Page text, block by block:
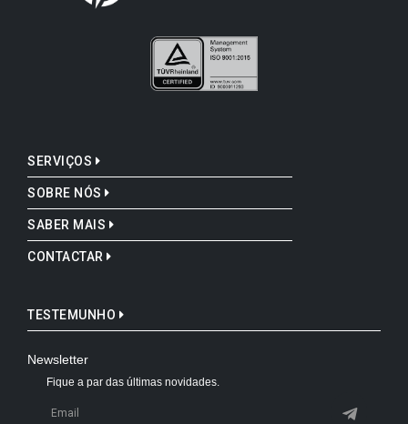
SERVIÇOS
SOBRE NÓS
SABER MAIS
CONTACTAR
TESTEMUNHO
Newsletter
Fique a par das últimas novidades.